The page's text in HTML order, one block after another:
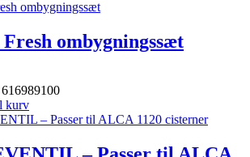
ombygningssæt
kurv